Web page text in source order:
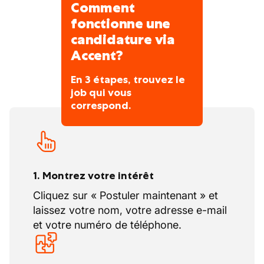
Comment
fonctionne une
candidature via
Accent?
En 3 étapes, trouvez le
job qui vous
correspond.
1. Montrez votre intérêt
Cliquez sur « Postuler maintenant » et
laissez votre nom, votre adresse e-mail
et votre numéro de téléphone.